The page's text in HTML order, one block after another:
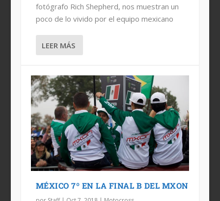
fotógrafo Rich Shepherd, nos muestran un
poco de lo vivido por el equipo mexicano
LEER MÁS
MÉXICO 7º EN LA FINAL B DEL MXON